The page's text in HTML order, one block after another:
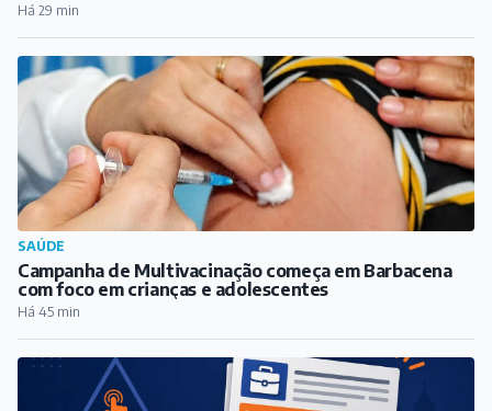
Há 29 min
SAÚDE
Campanha de Multivacinação começa em Barbacena
com foco em crianças e adolescentes
Há 45 min